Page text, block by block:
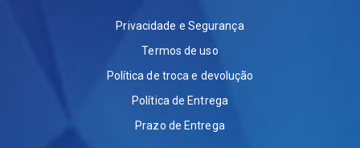
Privacidade e Segurança
Termos de uso
Política de troca e devolução
Política de Entrega
Prazo de Entrega